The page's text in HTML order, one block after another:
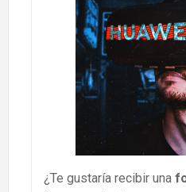
¿Te gustaría recibir una